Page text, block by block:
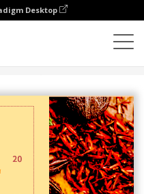
Desktop